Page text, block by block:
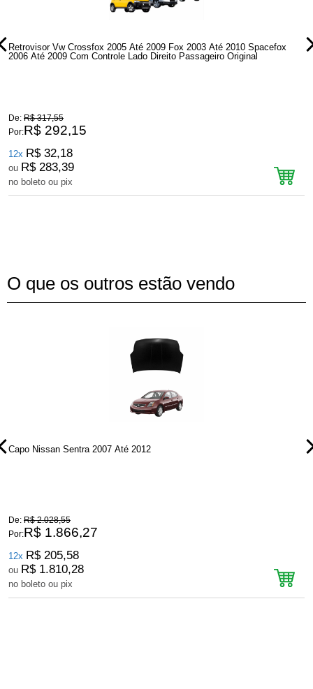
Retrovisor Vw Crossfox 2005 Até 2009 Fox 2003 Até 2010 Spacefox
2006 Até 2009 Com Controle Lado Direito Passageiro Original
De: R$ 317,55
Por:R$ 292,15
12x R$ 32,18
ou R$ 283,39
no boleto ou pix
O que os outros estão vendo
Capo Nissan Sentra 2007 Até 2012
De: R$ 2.028,55
Por:R$ 1.866,27
12x R$ 205,58
ou R$ 1.810,28
no boleto ou pix